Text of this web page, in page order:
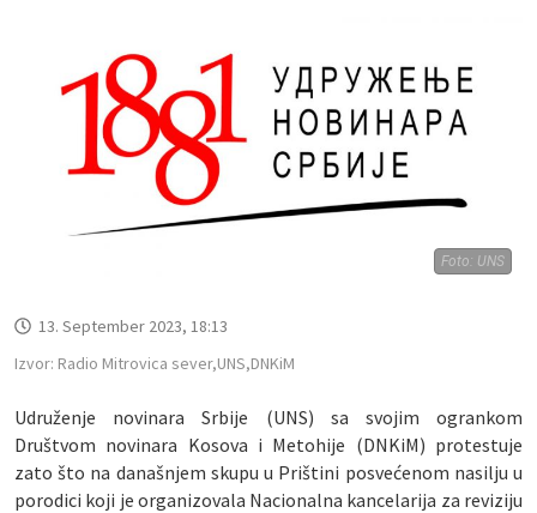
Foto: UNS
13. September 2023, 18:13
Izvor: Radio Mitrovica sever,UNS,DNKiM
Udruženje novinara Srbije (UNS) sa svojim ogrankom
Društvom novinara Kosova i Metohije (DNKiM) protestuje
zato što na današnjem skupu u Prištini posvećenom nasilju u
porodici koji je organizovala Nacionalna kancelarija za reviziju